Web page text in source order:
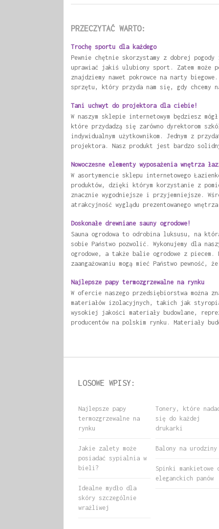
PRZECZYTAĆ WARTO:
Trochę sportu dla każdego
Pewnie chętnie skorzystamy z dobrej
uprawiać jakiś ulubiony sport. Zatem może
znajdziemy nawet pokrowce na narty
sprzętu, który przyda nam się, gdy chcemy
Tani uchwyt do projektora dla ciebie!
W naszym sklepie internetowym będziesz
które przydadzą się zarówno dyrektorom
indywidualnym użytkownikom. Jednym z
projektora. Nasz produkt jest bardzo
Nowoczesne elementy wyposażenia wnętrza
W asortymencie sklepu internetowego
produktów, dzięki którym korzystanie z
znacznie wygodniejsze i przyjemniejsze.
atrakcyjność wyglądu prezentowanego
Doskonałe drewniane sauny ogrodowe!
Sauna ogrodowa to odrobina luksusu, na
sobie Państwo pozwolić. Wykonujemy dla
ogrodowe, a także balie ogrodowe z piecem.
zaangażowaniu mogą mieć Państwo
Najlepsze papy termozgrzewalne na rynku
W ofercie naszego przedsiębiorstwa można
materiałów izolacyjnych, takich jak
wysokiej jakości materiały budowlane,
producentów na polskim rynku. Materiały
LOSOWE WPISY:
Tonery, które
się do każdej
drukarki
Najlepsze papy
termozgrzewalne na
rynku
Balony na urodziny
Jakie zalety może
posiadać sypialnia w
bieli?
Spinki mankietowe
eleganckich panów
Idealne mydło dla
skóry szczególnie
wrażliwej